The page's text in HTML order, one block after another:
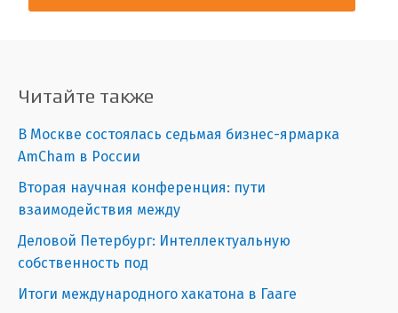
Читайте также
В Москве состоялась седьмая бизнес-ярмарка
AmCham в России
Вторая научная конференция: пути
взаимодействия между
Деловой Петербург: Интеллектуальную
собственность под
Итоги международного хакатона в Гааге